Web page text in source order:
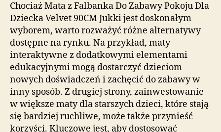
Chociaż Mata z Falbanka Do Zabawy Pokoju Dla
Dziecka Velvet 90CM Jukki jest doskonałym
wyborem, warto rozważyć różne alternatywy
dostępne na rynku. Na przykład, maty
interaktywne z dodatkowymi elementami
edukacyjnymi mogą dostarczyć dzieciom
nowych doświadczeń i zachęcić do zabawy w
inny sposób. Z drugiej strony, zainwestowanie
w większe maty dla starszych dzieci, które stają
się bardziej ruchliwe, może także przynieść
korzyści. Kluczowe jest, aby dostosować